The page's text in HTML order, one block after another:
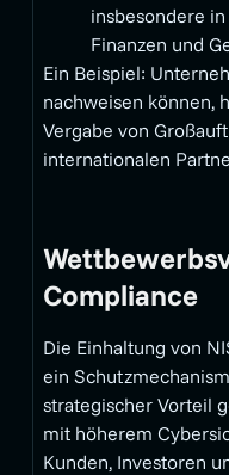
insbesondere
Finanzen und
Ein Beispiel:
nachweisen können,
Vergabe von
internationalen
Compliance
Die Einhaltung von
ein
strategischer Vorteil
mit höherem
Kunden, Investoren